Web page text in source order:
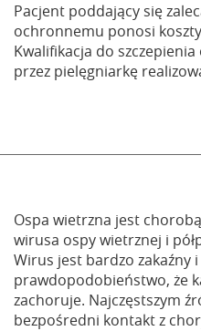
Pacjent poddający się
ochronnemu ponosi
Kwalifikacja do
przez pielęgniarkę
Ospa wietrzna jest
wirusa ospy wietrznej i
Wirus jest bardzo zakaźny
prawdopodobieństwo, że
zachoruje. Najczęstszym
bezpośredni kontakt z